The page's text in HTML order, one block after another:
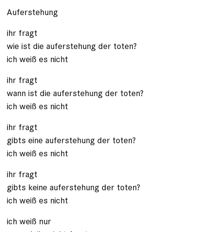
Auferstehung
ihr fragt
wie ist die auferstehung der toten?
ich weiß es nicht
ihr fragt
wann ist die auferstehung der toten?
ich weiß es nicht
ihr fragt
gibts eine auferstehung der toten?
ich weiß es nicht
ihr fragt
gibts keine auferstehung der toten?
ich weiß es nicht
ich weiß nur